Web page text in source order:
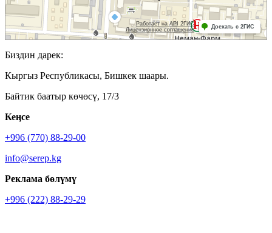
Биздин дарек:
Кыргыз Республикасы, Бишкек шаары.
Байтик баатыр көчөсү, 17/3
Кеӊсе
+996 (770) 88-29-00
info@serep.kg
Реклама бөлүмү
+996 (222) 88-29-29